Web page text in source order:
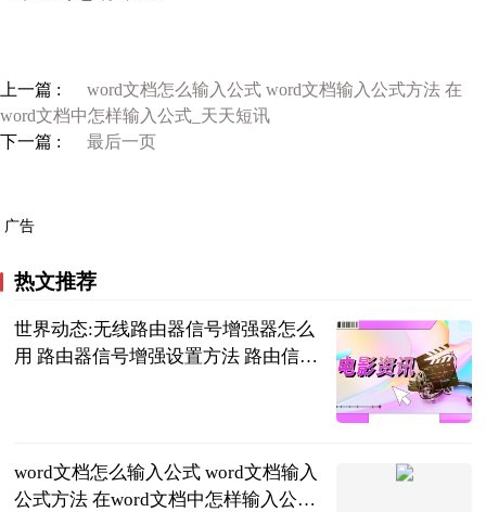
上一篇 :
word文档怎么输入公式 word文档输入公式方法 在
word文档中怎样输入公式_天天短讯
下一篇 :
最后一页
广告
热文推荐
世界动态:无线路由器信号增强器怎么
用 路由器信号增强设置方法 路由信号
word文档怎么输入公式 word文档输入
公式方法 在word文档中怎样输入公式